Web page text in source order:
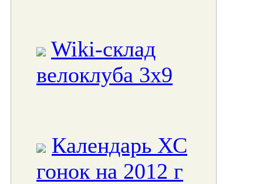
Wiki-склад
велоклуба 3x9
Календарь ХС
гонок на 2012 г